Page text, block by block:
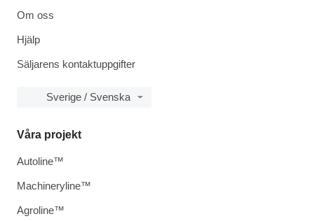
Om oss
Hjälp
Säljarens kontaktuppgifter
Sverige / Svenska
Våra projekt
Autoline™
Machineryline™
Agroline™